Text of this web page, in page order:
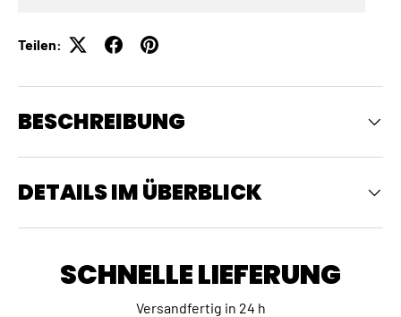
Teilen:
BESCHREIBUNG
DETAILS IM ÜBERBLICK
SCHNELLE LIEFERUNG
Versandfertig in 24 h